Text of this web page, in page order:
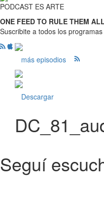
PODCAST ES ARTE
ONE FEED TO RULE THEM ALL
Suscribite a todos los
más episodios
Descargar
Seguí